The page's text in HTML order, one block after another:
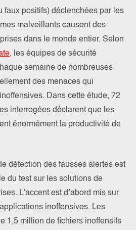
faux positifs) déclenchées par les
malveillants causent des
dans le monde entier. Selon
, les équipes de sécurité
semaine de nombreuses
des menaces qui
Dans cette étude, 72
interrogées déclarent que les
énormément la productivité de
détection des fausses alertes est
du test sur les solutions de
L’accent est d’abord mis sur
inoffensives. Les
1,5 million de fichiers inoffensifs